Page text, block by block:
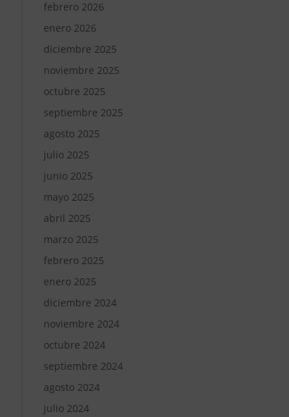
febrero 2026
enero 2026
diciembre 2025
noviembre 2025
octubre 2025
septiembre 2025
agosto 2025
julio 2025
junio 2025
mayo 2025
abril 2025
marzo 2025
febrero 2025
enero 2025
diciembre 2024
noviembre 2024
octubre 2024
septiembre 2024
agosto 2024
julio 2024